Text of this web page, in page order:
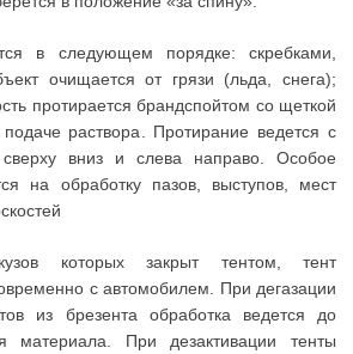
в следующем порядке: скребками,
очищается от грязи (льда, снега);
протирается брандспойтом со щеткой
раствора. Протирание ведется с
вниз и слева направо. Особое
на обработку пазов, выступов, мест
которых закрыт тентом, тент
с автомобилем. При дегазации
из брезента обработка ведется до
материала. При дезактивации тенты